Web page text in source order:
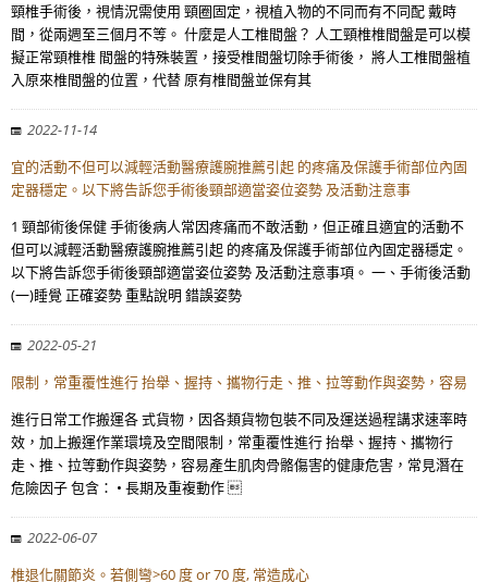
頸椎手術後，視情況需使用 頸圈固定，視植入物的不同而有不同配 戴時
間，從兩週至三個月不等。 什麼是人工椎間盤？ 人工頸椎椎間盤是可以模
擬正常頸椎椎 間盤的特殊裝置，接受椎間盤切除手術後， 將人工椎間盤植
入原來椎間盤的位置，代替 原有椎間盤並保有其
2022-11-14
宜的活動不但可以減輕活動醫療護腕推薦引起 的疼痛及保護手術部位內固
定器穩定。以下將告訴您手術後頸部適當姿位姿勢 及活動注意事
1 頸部術後保健 手術後病人常因疼痛而不敢活動，但正確且適宜的活動不
但可以減輕活動醫療護腕推薦引起 的疼痛及保護手術部位內固定器穩定。
以下將告訴您手術後頸部適當姿位姿勢 及活動注意事項。 一、手術後活動
(一)睡覺 正確姿勢 重點說明 錯誤姿勢
2022-05-21
限制，常重覆性進行 抬舉、握持、攜物行走、推、拉等動作與姿勢，容易
進行日常工作搬運各 式貨物，因各類貨物包裝不同及運送過程講求速率時
效，加上搬運作業環境及空間限制，常重覆性進行 抬舉、握持、攜物行
走、推、拉等動作與姿勢，容易產生肌肉骨骼傷害的健康危害，常見潛在
危險因子 包含： • 長期及重複動作 
2022-06-07
椎退化關節炎。若側彎>60 度 or 70 度, 常造成心